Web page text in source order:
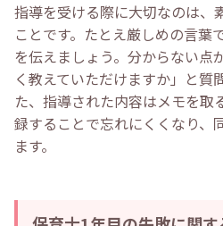
指導を受ける際に大切なのは、
ことです。たとえ厳しめの言葉
を伝えましょう。分からない点
く教えていただけますか」と質
た、指導された内容はメモを取
録することで忘れにくくなり、
ます。